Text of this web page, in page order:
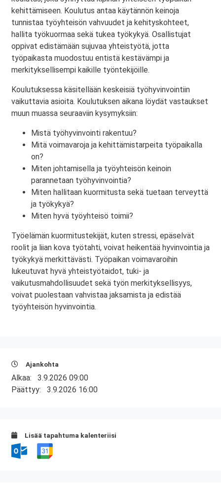
kehittämiseen. Koulutus antaa käytännön keinoja
tunnistaa työyhteisön vahvuudet ja kehityskohteet,
hallita työkuormaa sekä tukea työkykyä. Osallistujat
oppivat edistämään sujuvaa yhteistyötä, jotta
työpaikasta muodostuu entistä kestävämpi ja
merkityksellisempi kaikille työntekijöille.
Koulutuksessa käsitellään keskeisiä työhyvinvointiin
vaikuttavia asioita. Koulutuksen aikana löydät vastaukset
muun muassa seuraaviin kysymyksiin:
Mistä työhyvinvointi rakentuu?
Mitä voimavaroja ja kehittämistarpeita työpaikalla
on?
Miten johtamisella ja työyhteisön keinoin
parannetaan työhyvinvointia?
Miten hallitaan kuormitusta sekä tuetaan terveyttä
ja työkykyä?
Miten hyvä työyhteisö toimii?
Työelämän kuormitustekijät, kuten stressi, epäselvät
roolit ja liian kova työtahti, voivat heikentää hyvinvointia ja
työkykyä merkittävästi. Työpaikan voimavaroihin
lukeutuvat hyvä yhteistyötaidot, tuki- ja
vaikutusmahdollisuudet sekä työn merkityksellisyys,
voivat puolestaan vahvistaa jaksamista ja edistää
työyhteisön hyvinvointia.
Ajankohta
Alkaa: 3.9.2026 09:00
Päättyy: 3.9.2026 16:00
Lisää tapahtuma kalenteriisi